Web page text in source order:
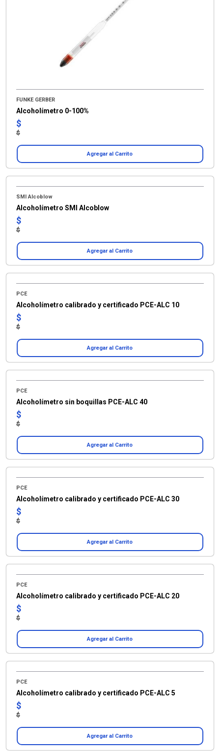
FUNKE GERBER
Alcoholímetro 0-100%
$
$
Agregar al Carrito
SMI Alcoblow
Alcoholímetro SMI Alcoblow
$
$
Agregar al Carrito
PCE
Alcoholímetro calibrado y certificado PCE-ALC 10
$
$
Agregar al Carrito
PCE
Alcoholímetro sin boquillas PCE-ALC 40
$
$
Agregar al Carrito
PCE
Alcoholímetro calibrado y certificado PCE-ALC 30
$
$
Agregar al Carrito
PCE
Alcoholímetro calibrado y certificado PCE-ALC 20
$
$
Agregar al Carrito
PCE
Alcoholímetro calibrado y certificado PCE-ALC 5
$
$
Agregar al Carrito